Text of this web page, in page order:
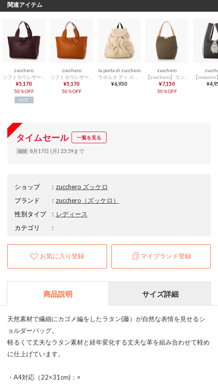
関連アイテム
zucchero
¥5,170
50％OFF
HOT
zucchero
¥5,170
50％OFF
la porta di zucchero
¥6,930
zucchero
¥7,150
50％OFF
タイムセール 一覧を見る
期間 8月17日 (月) 23:59まで
ショップ ： zucchero ズッケロ
ブランド
： zucchero （ズッケロ）
性別タイプ
： レディース
カテゴリ
：
お気に入り登録 マイブランド登録
商品説明 サイズ詳細
天然素材で繊細にカゴメ編をしたラタン(藤）が自然な表情を見せるシ
ョルダーバッグ。
軽るくて丈夫なラタン素材と経年変化する丈夫な革を組み合わせて軽め
に仕上げています。
・A4対応（22×31cm)：×